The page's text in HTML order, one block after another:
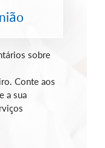
sobre
Conte aos
a sua